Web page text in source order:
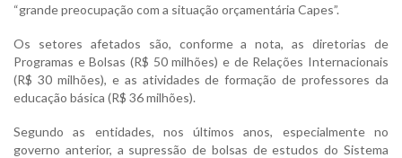
“grande preocupação com a situação orçamentária Capes”.
Os setores afetados são, conforme a nota, as diretorias de
Programas e Bolsas (R$ 50 milhões) e de Relações Internacionais
(R$ 30 milhões), e as atividades de formação de professores da
educação básica (R$ 36 milhões).
Segundo as entidades, nos últimos anos, especialmente no
governo anterior, a supressão de bolsas de estudos do Sistema